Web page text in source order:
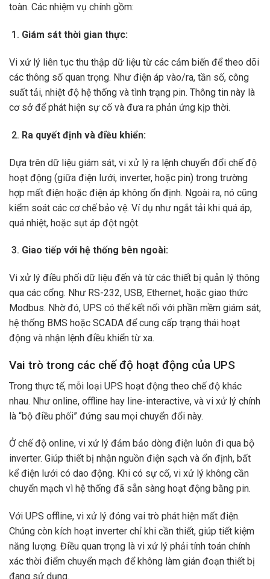
toàn. Các nhiệm vụ chính gồm:
Giám sát thời gian thực:
Vi xử lý liên tục thu thập dữ liệu từ các cảm biến để theo dõi
các thông số quan trọng. Như điện áp vào/ra, tần số, công
suất tải, nhiệt độ hệ thống và tình trạng pin. Thông tin này là
cơ sở để phát hiện sự cố và đưa ra phản ứng kịp thời.
Ra quyết định và điều khiển:
Dựa trên dữ liệu giám sát, vi xử lý ra lệnh chuyển đổi chế độ
hoạt động (giữa điện lưới, inverter, hoặc pin) trong trường
hợp mất điện hoặc điện áp không ổn định. Ngoài ra, nó cũng
kiểm soát các cơ chế bảo vệ. Ví dụ như ngắt tải khi quá áp,
quá nhiệt, hoặc sụt áp đột ngột.
Giao tiếp với hệ thống bên ngoài:
Vi xử lý điều phối dữ liệu đến và từ các thiết bị quản lý thông
qua các cổng. Như RS-232, USB, Ethernet, hoặc giao thức
Modbus. Nhờ đó, UPS có thể kết nối với phần mềm giám sát,
hệ thống BMS hoặc SCADA để cung cấp trạng thái hoạt
động và nhận lệnh điều khiển từ xa.
Vai trò trong các chế độ hoạt động của UPS
Trong thực tế, mỗi loại UPS hoạt động theo chế độ khác
nhau. Như online, offline hay line-interactive, và vi xử lý chính
là “bộ điều phối” đứng sau mọi chuyển đổi này.
Ở chế độ online, vi xử lý đảm bảo dòng điện luôn đi qua bộ
inverter. Giúp thiết bị nhận nguồn điện sạch và ổn định, bất
kể điện lưới có dao động. Khi có sự cố, vi xử lý không cần
chuyển mạch vì hệ thống đã sẵn sàng hoạt động bằng pin.
Với UPS offline, vi xử lý đóng vai trò phát hiện mất điện.
Chúng còn kích hoạt inverter chỉ khi cần thiết, giúp tiết kiệm
năng lượng. Điều quan trọng là vi xử lý phải tính toán chính
xác thời điểm chuyển mạch để không làm gián đoạn thiết bị
đang sử dụng.